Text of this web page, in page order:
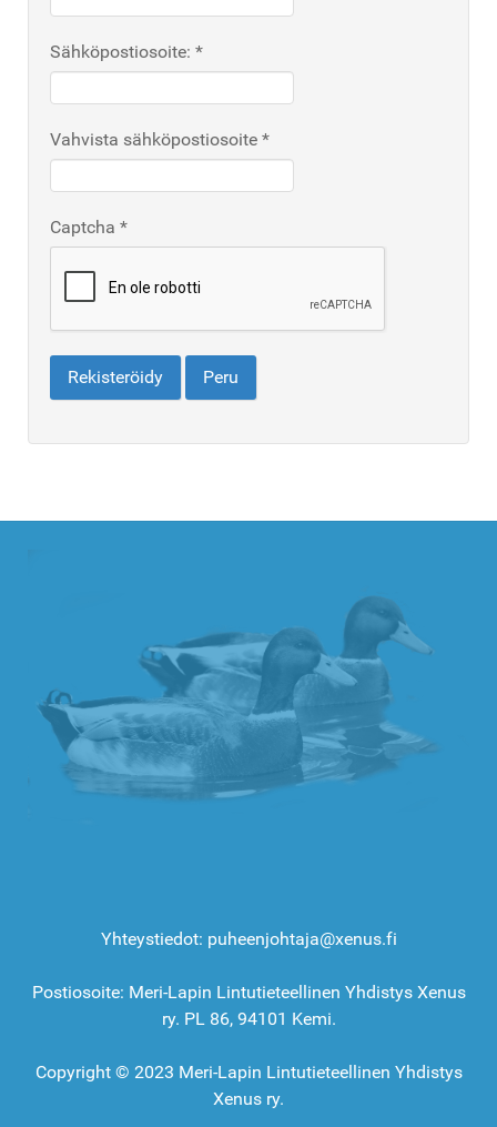
Sähköpostiosoite: *
Vahvista sähköpostiosoite *
Captcha *
Rekisteröidy Peru
Yhteystiedot: puheenjohtaja@xenus.fi
Postiosoite: Meri-Lapin Lintutieteellinen Yhdistys Xenus
ry. PL 86, 94101 Kemi.
Copyright © 2023 Meri-Lapin Lintutieteellinen Yhdistys
Xenus ry.